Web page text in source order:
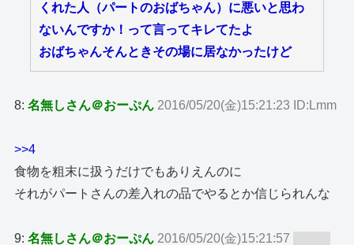
くれた人（パートのおばちゃん）に悪いと思わ
ないんですか！って言ってキレてたよ
おばちゃんそんときその場に居なかったけど
8:名無しさん＠おーぷん 2016/05/20(金)15:21:23 ID:Lmm
>>4
食物を粗末に扱うだけでもありえんのに
それがパートさんの差入れの品でやるとか信じられんな
9:名無しさん＠おーぷん 2016/05/20(金)15:21:57